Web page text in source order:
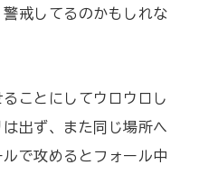
戒してるのかもしれな
ことにしてウロウロし
出ず、また同じ場所へ
で攻めるとフォール中